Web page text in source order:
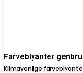
Farveblyanter
Klimavenlige